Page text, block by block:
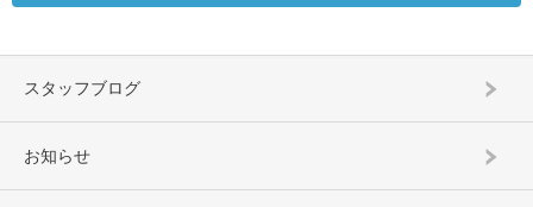
スタッフブログ
お知らせ